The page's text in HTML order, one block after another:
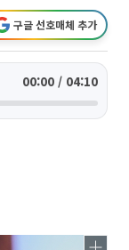
구글 선호매체 추가
00:00 / 04:10